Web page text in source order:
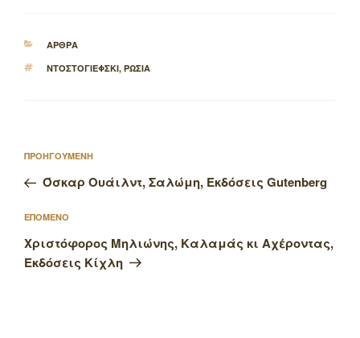
ΚΑΤΗΓΟΡΙΕΣ
ΑΡΘΡΑ
ΕΤΙΚΕΤΕΣ
ΝΤΟΣΤΟΓΙΕΦΣΚΙ, ΡΩΣΙΑ
άρθρων
Προηγούμενο
άρθρο
ΠΡΟΗΓΟΥΜΕΝΗ
Όσκαρ Ουάιλντ, Σαλώμη, Εκδόσεις Gutenberg
Επόμενο
άρθρο
ΕΠΟΜΕΝΟ
Χριστόφορος Μηλιώνης, Καλαμάς κι Αχέροντας,
Εκδόσεις Κίχλη